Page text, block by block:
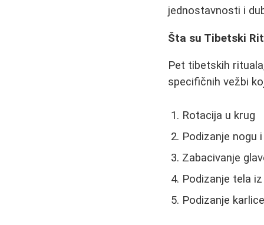
jednostavnosti i
Šta su Tibetski
Pet tibetskih
specifičnih vežbi
Rotacija u krug
Podizanje nogu
Zabacivanje
Podizanje tela
Podizanje